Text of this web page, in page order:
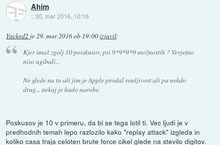
Ahim
::30. mar 2016, 10:16
Yacked2 je29. mar 2016 ob 19:00izjavil:
Kjer imaš zgolj 10 poiskusov, pri 9*9*9*9 možnostih ? Verjetno
niso ugibali...
Ne glede na to ali jim je Apple prodal ranljivost ali pa nekdo
drug... nekaj je hudo narobe.
Poskusov je 10 v primeru, da bi se tega lotil ti. Vec ljudi je v
predhodnih temah lepo razlozilo kako "replay attack" izgleda in
koliko casa traja celoten brute force cikel glede na stevilo digitov.